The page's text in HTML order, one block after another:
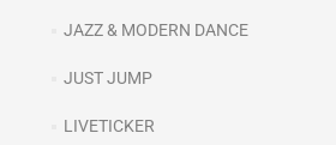
JAZZ & MODERN DANCE
JUST JUMP
LIVETICKER